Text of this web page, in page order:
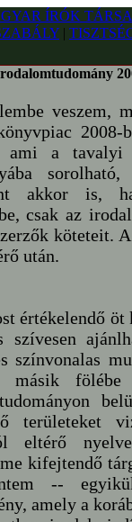
|
veszem,
ami a tavalyi
akkor is,
csak az
köteteit.
után.
értékelendő
szívesen
színvonalas
másik
területeket
eltérő
kifejtendő
--
amely a